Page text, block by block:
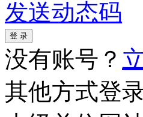
发送动态码
没有账号？
其他方式登